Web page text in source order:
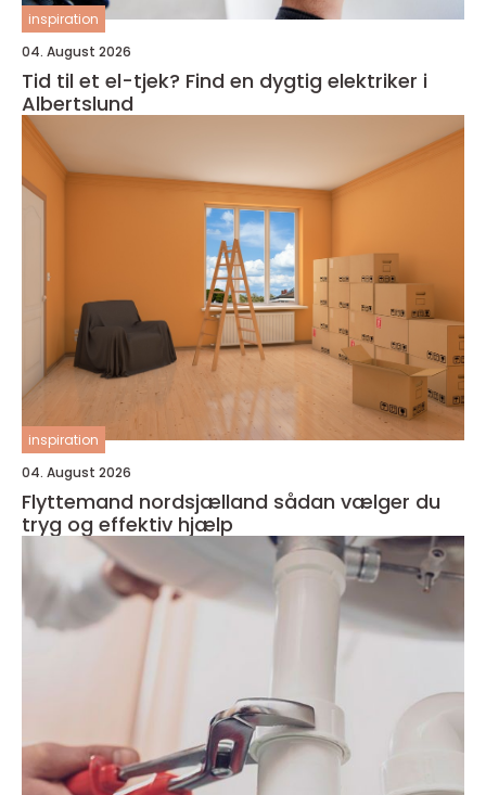
inspiration
04. August 2026
Tid til et el-tjek? Find en dygtig elektriker i
Albertslund
inspiration
04. August 2026
Flyttemand nordsjælland sådan vælger du
tryg og effektiv hjælp